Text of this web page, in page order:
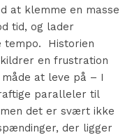
at klemme en masse
tid, og lader
tempo. Historien
en frustration
at leve på – I
paralleler til
det er svært ikke
der ligger